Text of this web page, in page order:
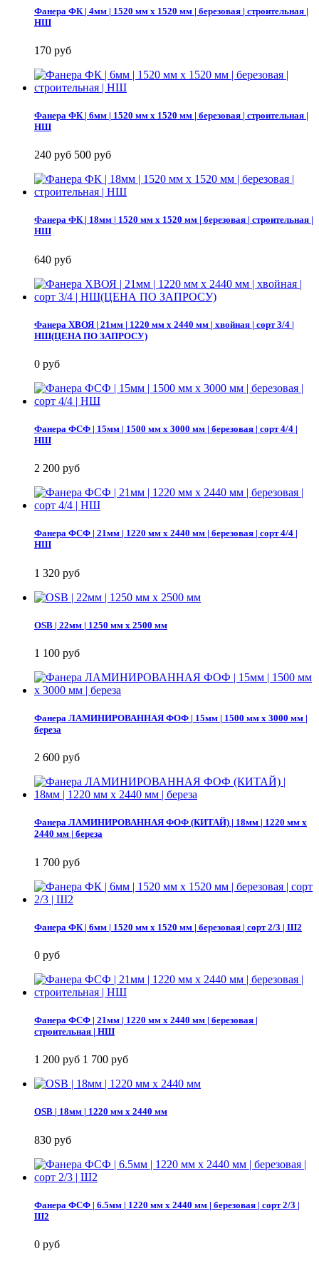
Фанера ФК | 4мм | 1520 мм х 1520 мм | березовая | строительная |
НШ
170 руб
Фанера ФК | 6мм | 1520 мм х 1520 мм | березовая | строительная |
НШ
240 руб 500 руб
Фанера ФК | 18мм | 1520 мм х 1520 мм | березовая | строительная |
НШ
640 руб
Фанера ХВОЯ | 21мм | 1220 мм х 2440 мм | хвойная | сорт 3/4 |
НШ(ЦЕНА ПО ЗАПРОСУ)
0 руб
Фанера ФСФ | 15мм | 1500 мм х 3000 мм | березовая | сорт 4/4 |
НШ
2 200 руб
Фанера ФСФ | 21мм | 1220 мм х 2440 мм | березовая | сорт 4/4 |
НШ
1 320 руб
OSB | 22мм | 1250 мм х 2500 мм
1 100 руб
Фанера ЛАМИНИРОВАННАЯ ФОФ | 15мм | 1500 мм х 3000 мм |
береза
2 600 руб
Фанера ЛАМИНИРОВАННАЯ ФОФ (КИТАЙ) | 18мм | 1220 мм х
2440 мм | береза
1 700 руб
Фанера ФК | 6мм | 1520 мм х 1520 мм | березовая | сорт 2/3 | Ш2
0 руб
Фанера ФСФ | 21мм | 1220 мм х 2440 мм | березовая |
строительная | НШ
1 200 руб 1 700 руб
OSB | 18мм | 1220 мм х 2440 мм
830 руб
Фанера ФСФ | 6.5мм | 1220 мм х 2440 мм | березовая | сорт 2/3 |
Ш2
0 руб